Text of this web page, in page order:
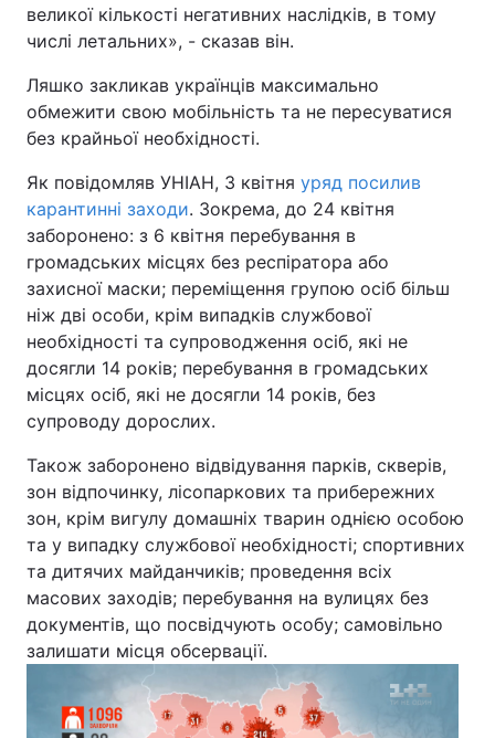
великої кількості негативних наслідків, в тому
числі летальних», - сказав він.
Ляшко закликав українців максимально
обмежити свою мобільність та не пересуватися
без крайньої необхідності.
Як повідомляв УНІАН, 3 квітня уряд посилив
карантинні заходи. Зокрема, до 24 квітня
заборонено: з 6 квітня перебування в
громадських місцях без респіратора або
захисної маски; переміщення групою осіб більш
ніж дві особи, крім випадків службової
необхідності та супроводження осіб, які не
досягли 14 років; перебування в громадських
місцях осіб, які не досягли 14 років, без
супроводу дорослих.
Також заборонено відвідування парків, скверів,
зон відпочинку, лісопаркових та прибережних
зон, крім вигулу домашніх тварин однією особою
та у випадку службової необхідності; спортивних
та дитячих майданчиків; проведення всіх
масових заходів; перебування на вулицях без
документів, що посвідчують особу; самовільно
залишати місця обсервації.